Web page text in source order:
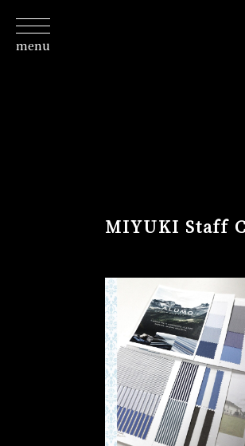
menuAbout
スタッフが発信するコラム
特集ジャーナル/記事/よみもの
Online Shop
オンラインショップ
MIYUKI Staff